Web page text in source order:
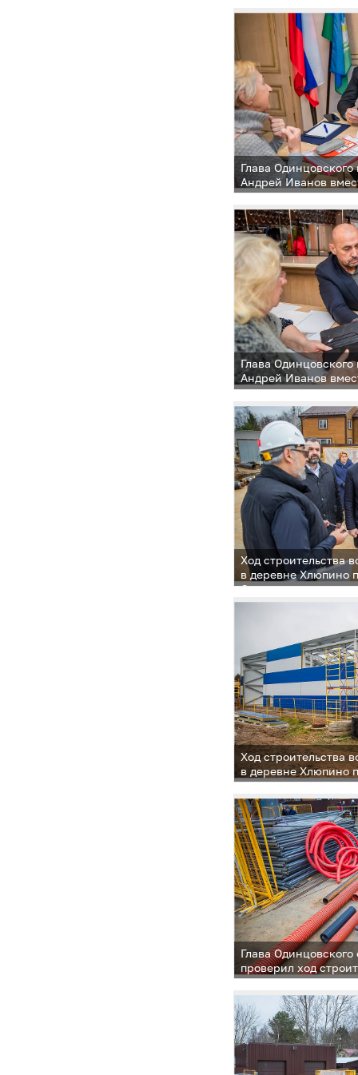
Глава Одинцовского
Андрей Иванов
заместителями
в формате
в территориальном
Захаровское — на
в поселке Летний
Глава Одинцовского
Андрей Иванов
заместителями
в формате
в территориальном
Захаровское — на
в поселке Летний
Ход строительства
в деревне Хлюпино
Одинцовского
Ход строительства
в деревне Хлюпино
Одинцовского
Глава
проверил ход
модульной